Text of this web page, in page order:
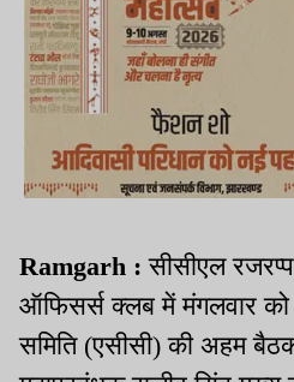
Ramgarh : सीसीएल
ऑफिसर्स क्लब में मंगलवार को
समिति (एसीसी) की अहम